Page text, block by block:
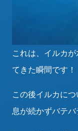
これは、イルカ
てきた瞬間です！
この後イルカに
息が続かずバテバ